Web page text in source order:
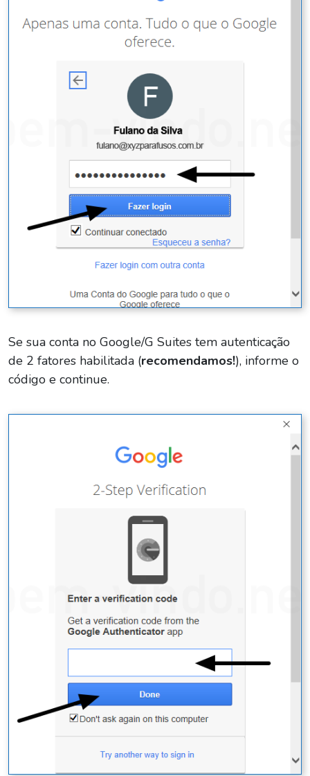
Se sua conta no Google/G Suites tem autenticação
de 2 fatores habilitada (recomendamos!), informe o
código e continue.